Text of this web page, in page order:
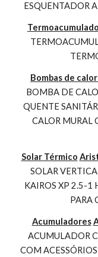
ESQUENTADOR
Bombas de
BOMBA DE
QUENTE
CALOR MURAL
Solar Térmico
SOLAR
KAIROS XP 2.5-1
PARA
Acumuladores
ACUMULADOR
COM